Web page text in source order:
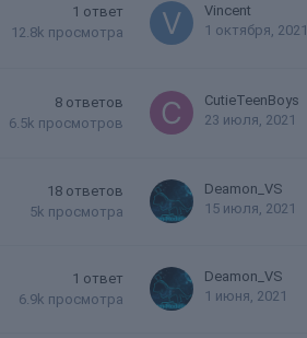
1 ответ
12.8k просмотра
Vincent
1 октября, 2021
8 ответов
6.5k просмотров
CutieTeenBoys
23 июля, 2021
18 ответов
5k просмотра
Deamon_VS
15 июля, 2021
1 ответ
6.9k просмотра
Deamon_VS
1 июня, 2021